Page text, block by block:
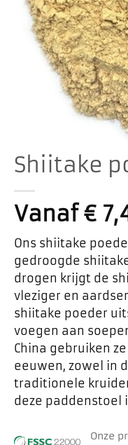
Shiitake
Vanaf€
Ons shiitake
gedroogde
drogen krijgt de
vleziger en
shiitake poeder
voegen aan
China gebruiken
eeuwen, zowel in
traditionele
deze paddenstoel
Onze